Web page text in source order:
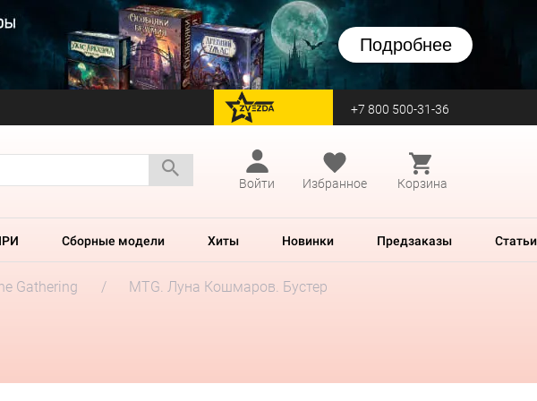
Подробнее
перейти на Zvezda +7 800 500-31-36
Войти
Избранное Корзина
Сборные модели Хиты Новинки Предзаказы Статьи
Gathering MTG. Луна Кошмаров. Бустер